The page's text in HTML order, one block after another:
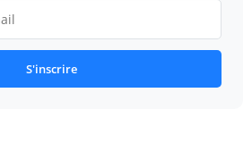
S'inscrire